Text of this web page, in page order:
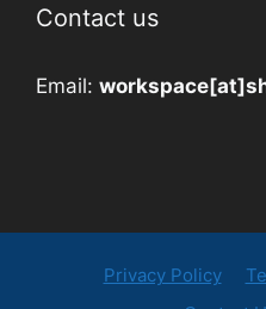
Contact us
Email:
Privacy Policy